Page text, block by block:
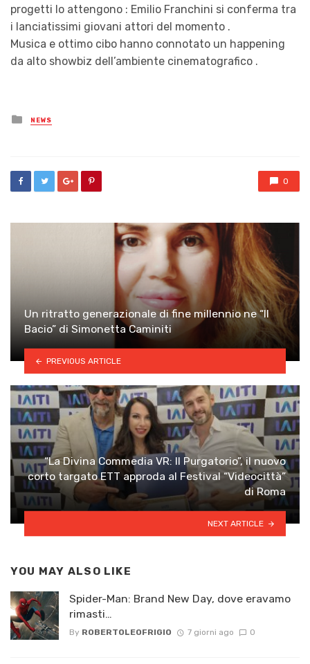
progetti lo attengono : Emilio Franchini si conferma tra
i lanciatissimi giovani attori del momento .
Musica e ottimo cibo hanno connotato un happening
da alto showbiz dell’ambiente cinematografico .
Posted
in
NEWS
0
Un ritratto generazionale di fine millennio ne “Il
Bacio” di Simonetta Caminiti
PREVIOUS ARTICLE
“La Divina Commedia VR: Il Purgatorio”, il nuovo
corto targato ETT approda al Festival “Videocittà”
di Roma
NEXT ARTICLE
YOU MAY ALSO LIKE
Spider-Man: Brand New Day, dove eravamo
rimasti…
By ROBERTOLEOFRIGIO 7 giorni ago 0